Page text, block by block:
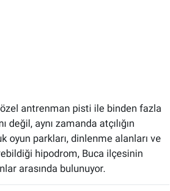
antrenman pisti ile binden fazla
değil, aynı zamanda atçılığın
oyun parkları, dinlenme alanları ve
hipodrom, Buca ilçesinin
arasında bulunuyor.